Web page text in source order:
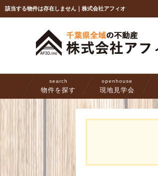
該当する物件は存在しません｜株式会社アフィオ
search
物件を探す
openhouse
現地見学会